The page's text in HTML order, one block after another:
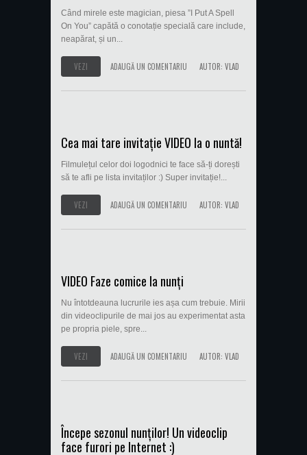
Când mirele este magician, piesa ”I Put A Spell
On You” capătă o conotație specială care include,
neapărat, și un...
VEZI ADAUGĂ UN COMENTARIU AUTOR: VLAD
Cea mai tare invitație VIDEO la o nuntă!
Filmulețul celor doi logodnici te face să-ți dorești
să te afli pe lista invitaților :) Super invitație!...
VEZI ADAUGĂ UN COMENTARIU AUTOR: VLAD
VIDEO Faze comice la nunți
Nu întotdeauna lucrurile ies așa cum trebuie. Mirii
din videoclipurile de mai jos au experimentat asta
pe propria piele, spre...
VEZI ADAUGĂ UN COMENTARIU AUTOR: VLAD
Începe sezonul nunților! Un videoclip
face furori pe Internet :)